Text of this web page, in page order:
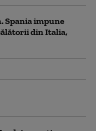
Spania impune
din Italia,